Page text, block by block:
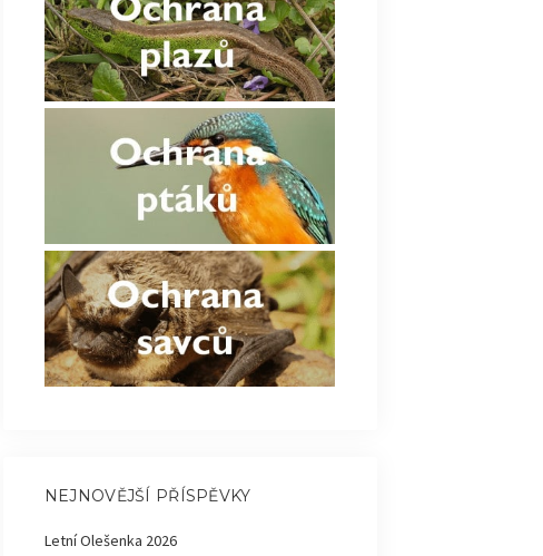
NEJNOVĚJŠÍ PŘÍSPĚVKY
Letní Olešenka 2026